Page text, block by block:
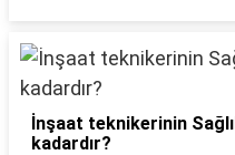
İnşaat teknikerinin
kadardır?